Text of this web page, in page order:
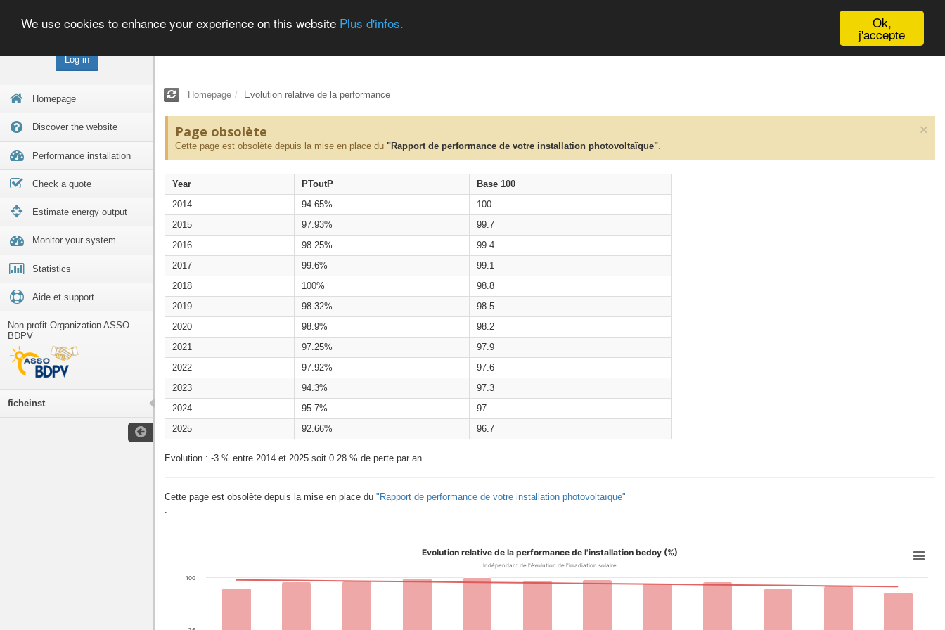
Log in
Homepage
Discover the website
Performance installation
Check a quote
Estimate energy output
Monitor your system
Statistics
Aide et support
Non profit Organization ASSO
BDPV
ficheinst
Ok,
j'accepte
We use cookies to enhance your experience on this website Plus d'infos.
Homepage Evolution relative de la performance
×
Page obsolète
Cette page est obsolète depuis la mise en place du "Rapport de performance de votre installation photovoltaïque".
Year PToutP
Base 100
2014
94.65%
100
2015
97.93%
99.7
2016
98.25%
99.4
2017
99.6%
99.1
2018
100%
98.8
2019
98.32%
98.5
2020
98.9%
98.2
2021
97.25%
97.9
2022
97.92%
97.6
2023
94.3%
97.3
2024
95.7%
97
2025
92.66% 96.7
Evolution : -3 % entre 2014 et 2025 soit 0.28 % de perte par an.
Cette page est obsolète depuis la mise en place du "Rapport de performance de votre installation photovoltaïque"
.
Evolution relative de la performance de l'installation bedoy (%)
Indépendant de l'évolution de l'irradiation solaire
100